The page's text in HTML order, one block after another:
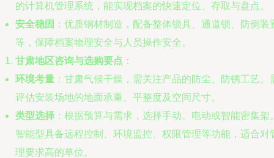
的计算机管理系统，能实现档案的快速定位、存取与盘点。
安全稳固 ：优质钢材制造，配备整体锁具、通道锁、防倒装
等，保障档案物理安全与人员操作安全。
甘肃地区咨询与选购要点 ：
环境考量 ：甘肃气候干燥，需关注产品的防尘、防锈工艺。
评估安装场地的地面承重、平整度及空间尺寸。
类型选择 ：根据预算与需求，选择手动、电动或智能密集架
智能型具备远程控制、环境监控、权限管理等功能，适合对
理要求高的单位。